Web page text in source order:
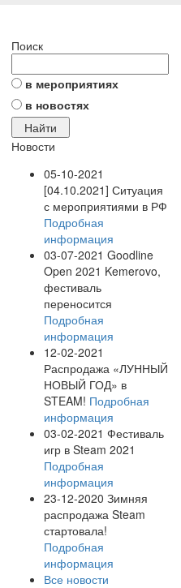
Поиск
в мероприятиях
в новостях
Новости
05-10-2021
[04.10.2021] Ситуация
с мероприятиями в РФ
Подробная
информация
03-07-2021 Goodline
Open 2021 Kemerovo,
фестиваль
переносится
Подробная
информация
12-02-2021
Распродажа «ЛУННЫЙ
НОВЫЙ ГОД» в
STEAM! Подробная
информация
03-02-2021 Фестиваль
игр в Steam 2021
Подробная
информация
23-12-2020 Зимняя
распродажа Steam
стартовала!
Подробная
информация
Все новости